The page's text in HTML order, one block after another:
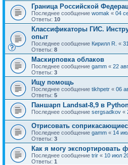
Граница Российской
Последнее сообщение womak « 04
Ответы: 10
Классификаторы ГИС.
опыт
Последнее сообщение Кирилл R. «
Ответы: 8
Маскирповка облаков
Последнее сообщение gamm « 22
Ответы: 3
Ищу помощь
Последнее сообщение tikhpetr « 06
Ответы: 5
Паншарп Landsat-8,9 в
Последнее сообщение sergsadkov «
Отрисовать
Последнее сообщение gamm « 14
Ответы: 3
Как я могу экспортировать
Последнее сообщение trir « 10 июл
Ответы: 1